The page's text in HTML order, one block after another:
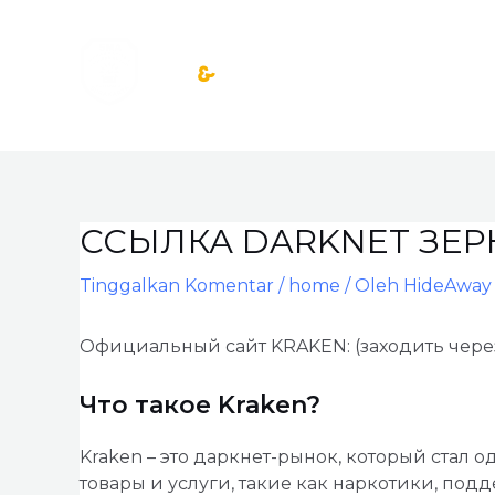
ССЫЛКА DARKNET
Tinggalkan Komentar / home / Oleh
Официальный сайт KRAKEN: (заходить
Что такое Kraken?
Kraken – это даркнет-рынок, который
товары и услуги, такие как наркотики,
Post
navigation